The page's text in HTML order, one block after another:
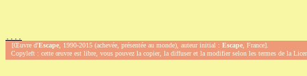
[Œuvre d'Escape, 1990-2015 (achevée, présentée au monde), auteur initial :Escape, France].
Copyleft : cette œuvre est libre, vous pouvez la copier, la diffuser et la modifier selon les termes de la